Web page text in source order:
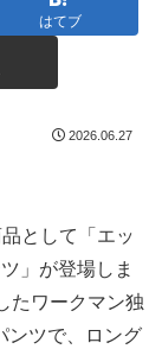
はてブ
2026.06.27
として「エッ
」が登場しま
たワークマン独
ンツで、ロング